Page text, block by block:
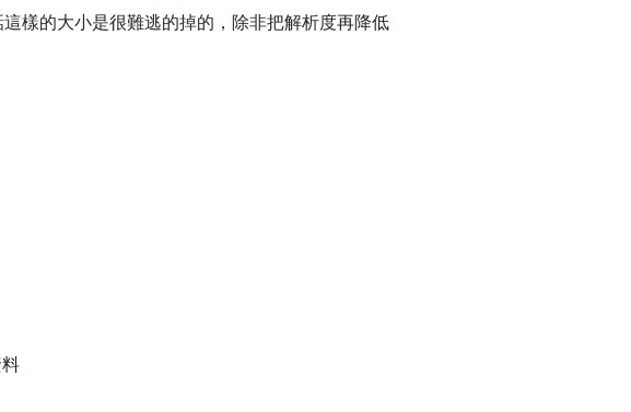
樣的大小是很難逃的掉的，除非把解析度再降低